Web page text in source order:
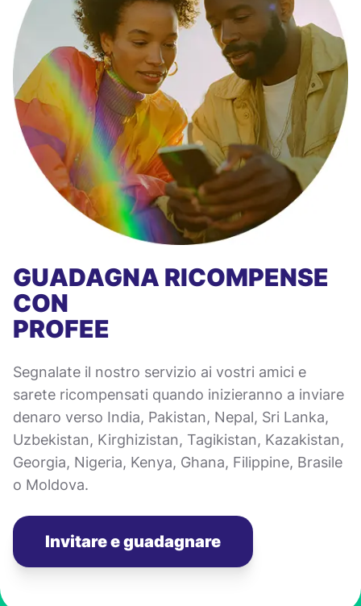
GUADAGNA RICOMPENSE
CON
PROFEE
Segnalate il nostro servizio ai vostri amici e
sarete ricompensati quando inizieranno a inviare
denaro verso India, Pakistan, Nepal, Sri Lanka,
Uzbekistan, Kirghizistan, Tagikistan, Kazakistan,
Georgia, Nigeria, Kenya, Ghana, Filippine, Brasile
o Moldova.
Invitare e guadagnare